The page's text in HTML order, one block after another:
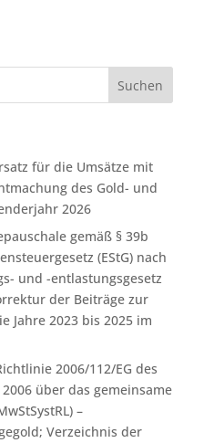
für die Umsätze mit
des Gold- und
2026
gemäß § 39b
(EStG) nach
und -entlastungsgesetz
der Beiträge zur
Jahre 2023 bis 2025 im
2006/112/EG des
über das gemeinsame
–
Verzeichnis der